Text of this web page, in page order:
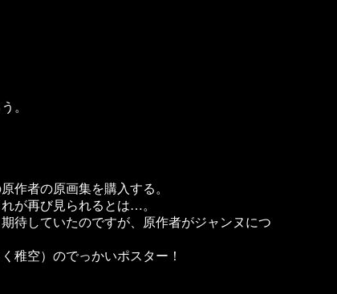
。
作者の原画集を購入する。
が再び見られるとは…。
待していたのですが、原作者がジャンヌにつ
稚空）のでっかいポスター！